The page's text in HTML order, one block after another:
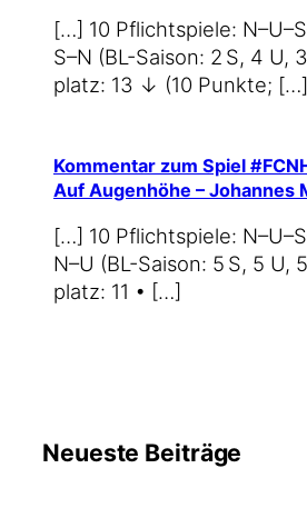
[…] 10 Pflicht­spie­le:
S–N (BL-Saison: 2 S, 4 U,
platz: 13 ↓ (10 Punkte; […]
Kommentar zum Spiel
Auf Augenhöhe – Johannes
[…] 10 Pflicht­spie­le:
N–U (BL-Saison: 5 S, 5 U,
platz: 11 • […]
Neueste Beiträge